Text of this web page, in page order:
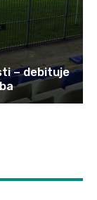
– debituje